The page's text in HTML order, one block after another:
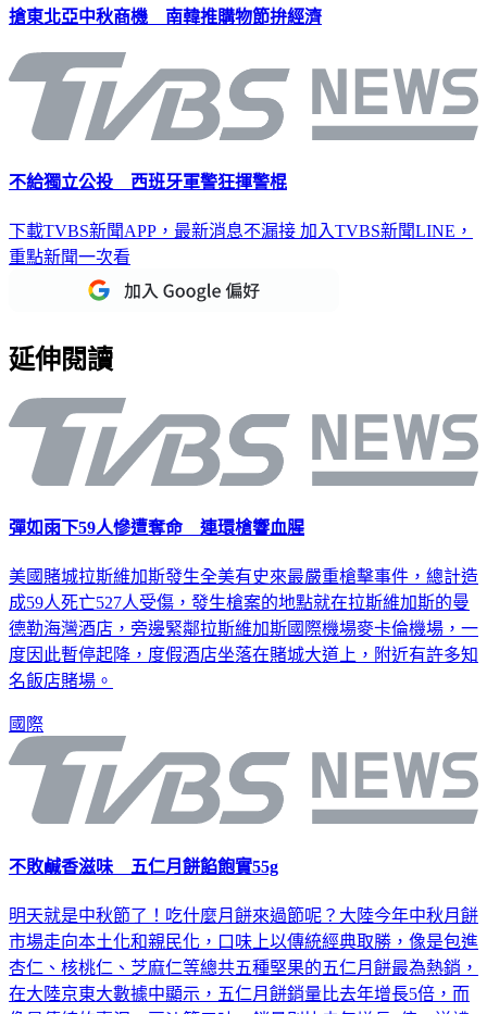
搶東北亞中秋商機 南韓推購物節拚經濟
不給獨立公投 西班牙軍警狂揮警棍
下載TVBS新聞APP，最新消息不漏接 加入TVBS新聞LINE，
重點新聞一次看
延伸閱讀
彈如雨下59人慘遭奪命 連環槍響血腥
美國賭城拉斯維加斯發生全美有史來最嚴重槍擊事件，總計造
成59人死亡527人受傷，發生槍案的地點就在拉斯維加斯的曼
德勒海灣酒店，旁邊緊鄰拉斯維加斯國際機場麥卡倫機場，一
度因此暫停起降，度假酒店坐落在賭城大道上，附近有許多知
名飯店賭場。
國際
不敗鹹香滋味 五仁月餅餡飽實55g
明天就是中秋節了！吃什麼月餅來過節呢？大陸今年中秋月餅
市場走向本土化和親民化，口味上以傳統經典取勝，像是包進
杏仁、核桃仁、芝麻仁等總共五種堅果的五仁月餅最為熱銷，
在大陸京東大數據中顯示，五仁月餅銷量比去年增長5倍，而